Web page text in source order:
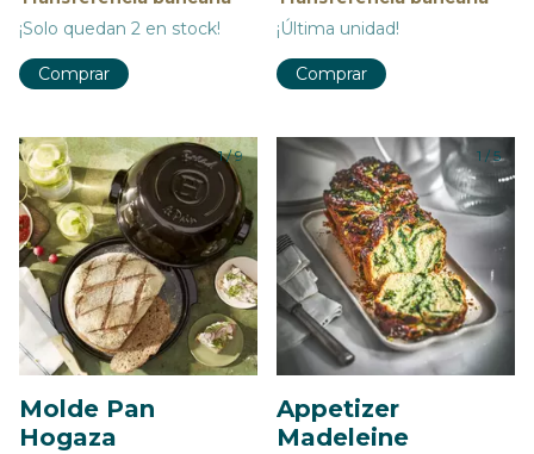
¡Solo quedan 2 en stock!
Comprar
¡Última unidad!
Comprar
1/9
Molde Pan
Hogaza
1 /5
Appetizer
Madeleine